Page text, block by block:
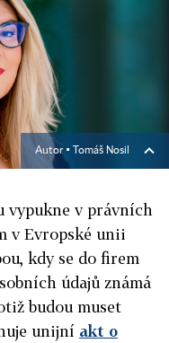
Autor ▪ Tomáš Nosil
vypukne v právních
v Evropské unii
kdy se do firem
údajů známá
budou muset
unijní akt o